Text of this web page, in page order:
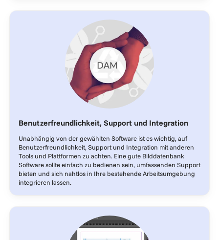
Benutzerfreundlichkeit, Support und Integration
Unabhängig von der gewählten Software ist es wichtig, auf
Benutzerfreundlichkeit, Support und Integration mit anderen
Tools und Plattformen zu achten. Eine gute Bilddatenbank
Software sollte einfach zu bedienen sein, umfassenden Support
bieten und sich nahtlos in Ihre bestehende Arbeitsumgebung
integrieren lassen.